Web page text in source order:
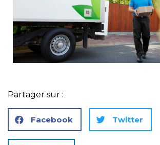
Partager sur :
Facebook Twitter